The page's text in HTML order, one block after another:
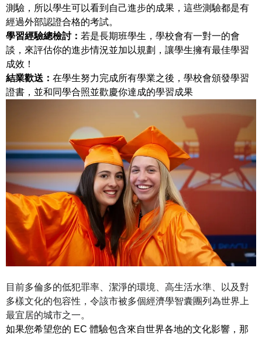
測驗，所以學生可以看到自己進步的成果，這些測驗都是有
經過外部認證合格的考試。
學習經驗總檢討： 若是長期班學生，學校會有一對一的會
談，來評估你的進步情況並加以規劃，讓學生擁有最佳學習
成效！
結業歡送： 在學生努力完成所有學業之後，學校會頒發學習
證書，並和同學合照並歡慶你達成的學習成果
目前多倫多的低犯罪率、潔淨的環境、高生活水準、以及對
多樣文化的包容性，令該市被多個經濟學智囊團列為世界上
最宜居的城市之一。
如果您希望您的 EC 體驗包含來自世界各地的文化影響，那